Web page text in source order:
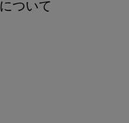
ついて